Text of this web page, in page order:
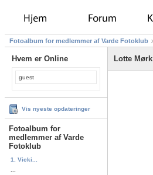
Fotoalbum for medlemmer af Varde Fotoklub
Hvem er Online
guest
Vis nyeste opdateringer
Fotoalbum for
medlemmer af Varde
Fotoklub
1. Vicki...
Lotte Mørk